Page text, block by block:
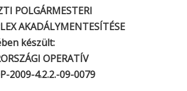
POLGÁRMESTERI
AKADÁLYMENTESÍTÉSE
készült:
OPERATÍV
2009-4.2.2.-09-0079